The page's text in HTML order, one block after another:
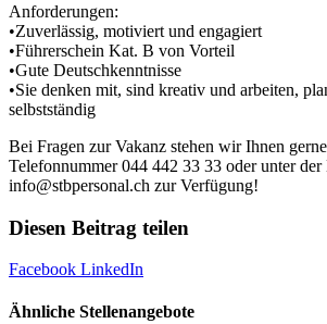
Anforderungen:
•Zuverlässig, motiviert und engagiert
•Führerschein Kat. B von Vorteil
•Gute Deutschkenntnisse
•Sie denken mit, sind kreativ und arbeiten,
selbstständig
Bei Fragen zur Vakanz stehen wir Ihnen
Telefonnummer 044 442 33 33 oder unter
info@stbpersonal.ch zur Verfügung!
Diesen Beitrag teilen
Facebook LinkedIn
Ähnliche Stellenangebote